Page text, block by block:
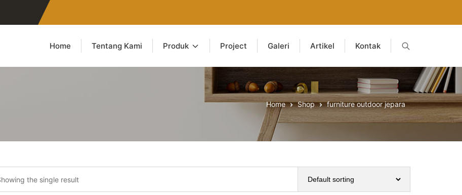
Home Tentang Kami Produk Project Galeri Artikel Kontak
Home Shop furniture outdoor jepara
the single result